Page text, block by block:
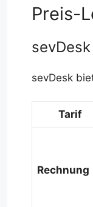
Preis-
sevDesk
Tarif
Rechnung